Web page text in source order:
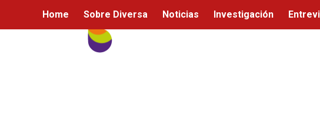
Home Sobre Diversa Noticias Investigación